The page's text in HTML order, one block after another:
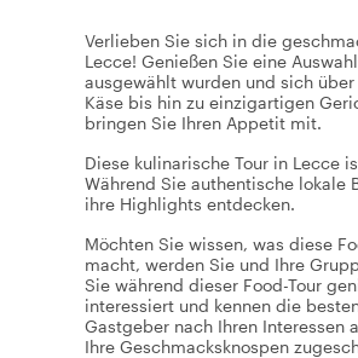
Verlieben Sie sich in die
Lecce! Genießen Sie eine
ausgewählt wurden und sich
Käse bis hin zu einzigartigen
bringen Sie Ihren Appetit mit.
Diese kulinarische Tour in Lecce
Während Sie authentische lokale
ihre Highlights entdecken.
Möchten Sie wissen, was diese
macht, werden Sie und Ihre
Sie während dieser Food-Tour
interessiert und kennen die
Gastgeber nach Ihren Interessen
Ihre Geschmacksknospen